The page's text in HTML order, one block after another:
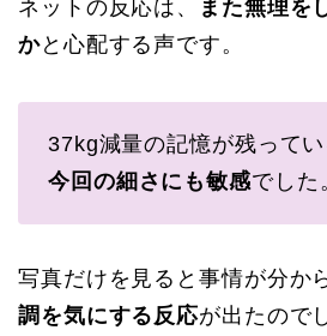
ネットの反応は、
また無理を
かと心配する声です。
37kg減量の記憶が残ってい
今回の細さにも敏感でした
写真だけを見ると事情が分か
調を気にする反応が出たので